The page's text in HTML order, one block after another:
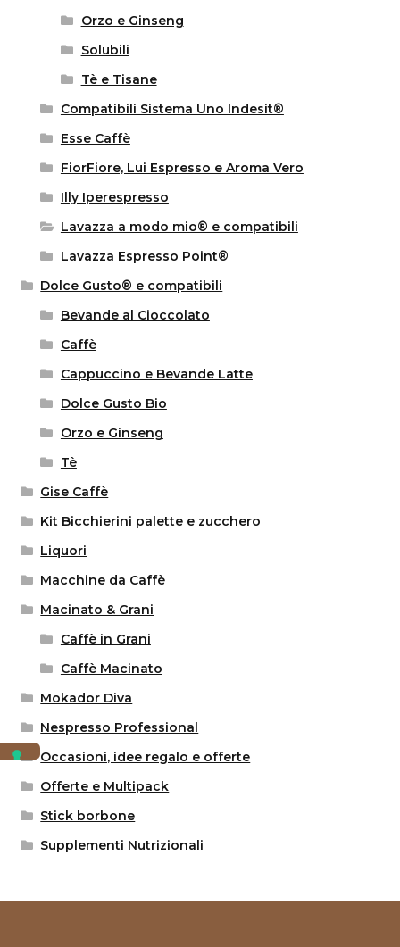
Orzo e Ginseng
Solubili
Tè e Tisane
Compatibili Sistema Uno Indesit®
Esse Caffè
FiorFiore, Lui Espresso e Aroma Vero
Illy Iperespresso
Lavazza a modo mio® e compatibili
Lavazza Espresso Point®
Dolce Gusto® e compatibili
Bevande al Cioccolato
Caffè
Cappuccino e Bevande Latte
Dolce Gusto Bio
Orzo e Ginseng
Tè
Gise Caffè
Kit Bicchierini palette e zucchero
Liquori
Macchine da Caffè
Macinato & Grani
Caffè in Grani
Caffè Macinato
Mokador Diva
Nespresso Professional
Occasioni, idee regalo e offerte
Offerte e Multipack
Stick borbone
Supplementi Nutrizionali